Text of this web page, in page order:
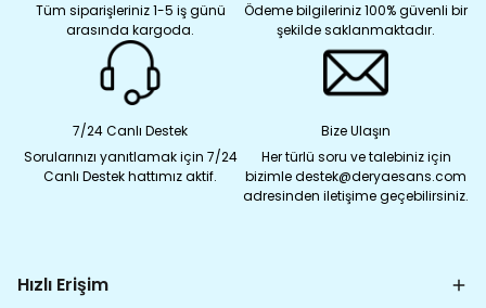
Tüm siparişleriniz 1-5 iş günü
arasında kargoda.
Ödeme bilgileriniz 100% güvenli bir
şekilde saklanmaktadır.
7/24 Canlı Destek
Sorularınızı yanıtlamak için 7/24
Canlı Destek hattımız aktif.
Bize Ulaşın
Her türlü soru ve talebiniz için
bizimle destek@deryaesans.com
adresinden iletişime geçebilirsiniz.
Hızlı Erişim